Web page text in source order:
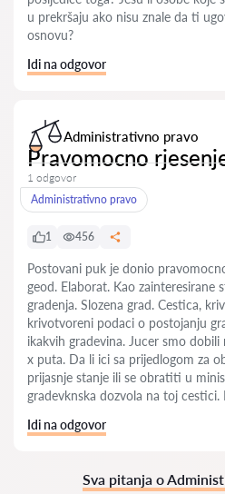
u prekršaju ako nisu znale da ti
osnovu?
Idi na odgovor
Administrativno pravo
Pravomocno
1 odgovor
Administrativno pravo
1 456
Postovani puk je donio
geod. Elaborat. Kao zainteresirane
gradenja. Slozena grad. Cestica,
krivotvoreni podaci o postojanju
ikakvih gradevina. Jucer smo
x puta. Da li ici sa prijedlogom za
prijasnje stanje ili se obratiti u
gradevknska dozvola na toj cestici.
Idi na odgovor
Sva pitanja o